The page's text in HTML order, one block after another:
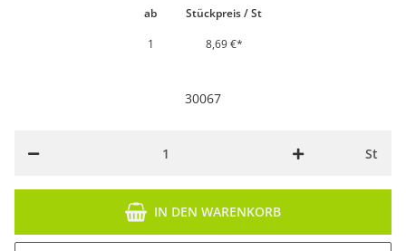
ab
Stückpreis / St
1
8,69 €*
30067
St
IN DEN WARENKORB